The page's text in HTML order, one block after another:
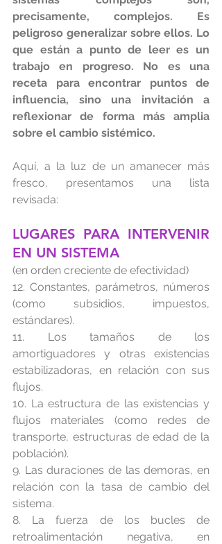
precisamente, complejos. Es
peligroso generalizar sobre ellos. Lo
que están a punto de leer es un
trabajo en progreso. No es una
receta para encontrar puntos de
influencia, sino una invitación a
reflexionar de forma más amplia
sobre el cambio sistémico.
Aquí, a la luz de un amanecer más
fresco, presentamos una lista
revisada:
LUGARES PARA INTERVENIR
EN UN SISTEMA
(en orden creciente de efectividad)
12. Constantes, parámetros, números
(como subsidios, impuestos,
estándares).
11. Los tamaños de los
amortiguadores y otras existencias
estabilizadoras, en relación con sus
flujos.
10. La estructura de las existencias y
flujos materiales (como redes de
transporte, estructuras de edad de la
población).
9. Las duraciones de las demoras, en
relación con la tasa de cambio del
sistema.
8. La fuerza de los bucles de
retroalimentación negativa, en